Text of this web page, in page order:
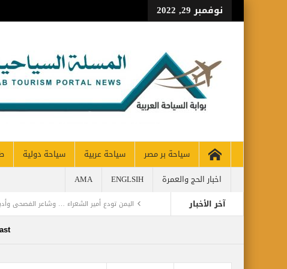
نوفمبر 29, 2022
سياحة بر مصر سياحة عربية سياحة دولية
اخبار الحج والعمرة
ENGLSIH
AMA
آخر الأخبار
اليمن تودع أمير الشعراء … وشاعر الفصحى
65% OF PRE-PANDEMIC LEVELS